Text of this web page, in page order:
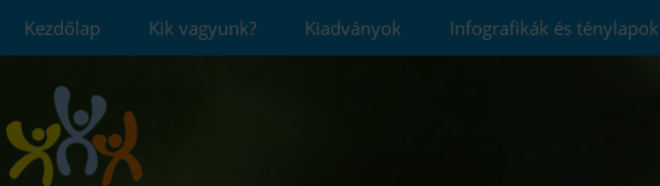
Kezdőlap Kik vagyunk? Kiadványok Infografikák és ténylapok